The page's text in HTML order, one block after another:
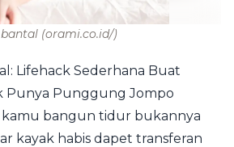
(orami.co.id/)
Lifehack Sederhana Buat
Punya Punggung Jompo
kamu bangun tidur bukannya
kayak habis dapet transferan